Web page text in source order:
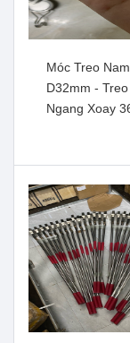
Móc Treo
D32mm - Treo
Ngang Xoay